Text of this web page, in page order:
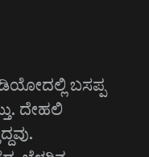
ಬಸಪ್ಪ
ದೇಹಲಿ